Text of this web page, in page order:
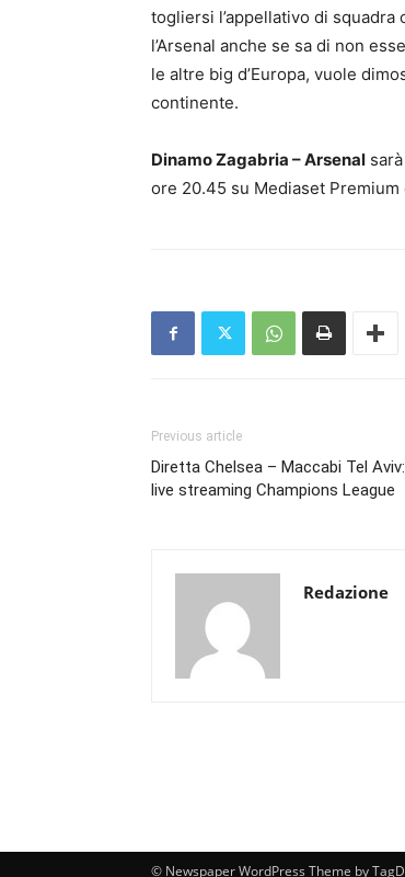
togliersi l’appellativo di
l’Arsenal anche se sa di non
le altre big d’Europa, vuole
continente.
Dinamo Zagabria – Arsenal
ore 20.45 su Mediaset
Previous article
Diretta Chelsea – Maccabi Tel
live streaming Champions League
Redazione
© Newspaper WordPress Theme by